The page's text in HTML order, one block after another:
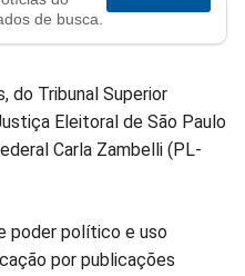
no
no
no
de busca.
do Tribunal Superior
Eleitoral de São Paulo
Carla Zambelli (PL-
poder político e uso
por publicações